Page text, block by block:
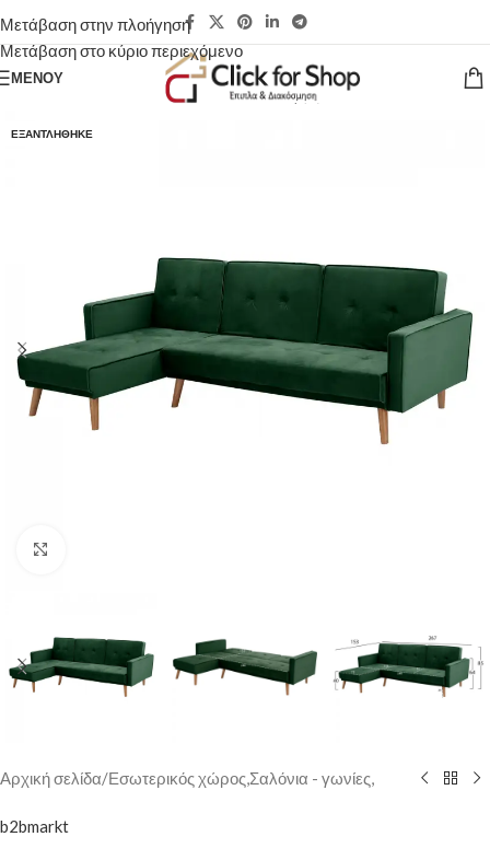
Μετάβαση στην πλοήγηση
Μετάβαση στο κύριο περιεχόμενο
ΜΕΝΟΎ
ΕΞΑΝΤΛΉΘΗΚΕ
Αρχική σελίδα/Εσωτερικός χώρος,Σαλόνια - γωνίες,
b2bmarkt